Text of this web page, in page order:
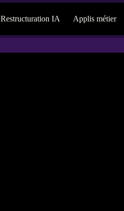
Restructuration IA Applis métier